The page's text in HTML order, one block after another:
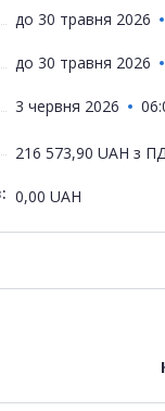
до 30 травня 2026
до 30 травня 2026
3 червня 2026
216 573,90 UAH з
0,00 UAH